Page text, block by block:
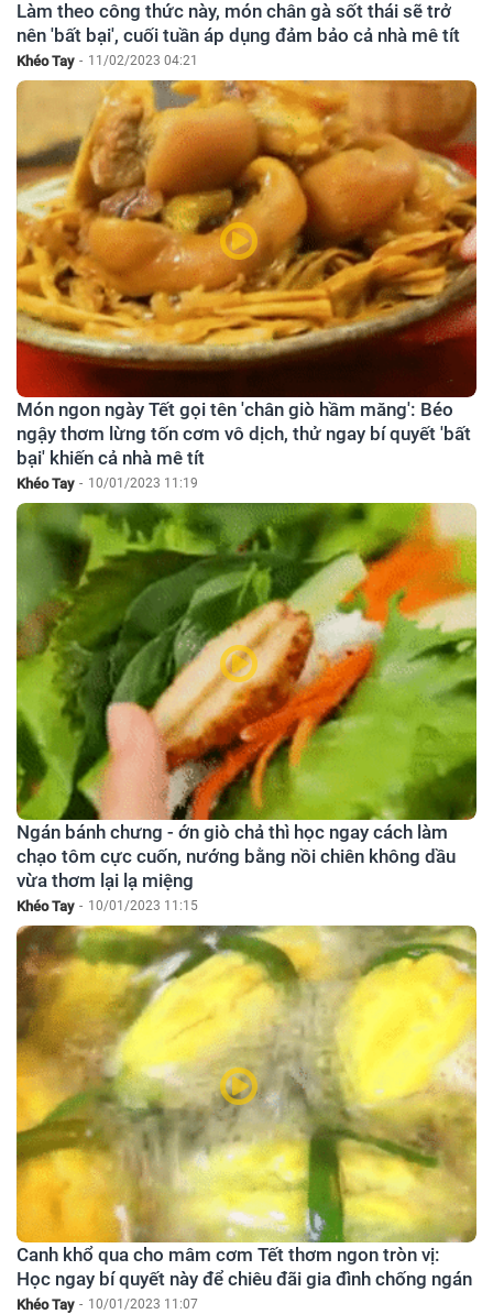
Làm theo công thức này, món chân gà sốt thái sẽ trở
nên 'bất bại', cuối tuần áp dụng đảm bảo cả nhà mê tít
Khéo Tay - 11/02/2023 04:21
Món ngon ngày Tết gọi tên 'chân giò hầm măng': Béo
ngậy thơm lừng tốn cơm vô dịch, thử ngay bí quyết 'bất
bại' khiến cả nhà mê tít
Khéo Tay - 10/01/2023 11:19
Ngán bánh chưng - ớn giò chả thì học ngay cách làm
chạo tôm cực cuốn, nướng bằng nồi chiên không dầu
vừa thơm lại lạ miệng
Khéo Tay - 10/01/2023 11:15
Canh khổ qua cho mâm cơm Tết thơm ngon tròn vị:
Học ngay bí quyết này để chiêu đãi gia đình chống ngán
Khéo Tay - 10/01/2023 11:07